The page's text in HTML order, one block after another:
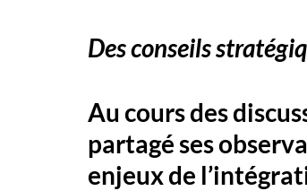
Des conseils
Au cours des
partagé ses
enjeux de